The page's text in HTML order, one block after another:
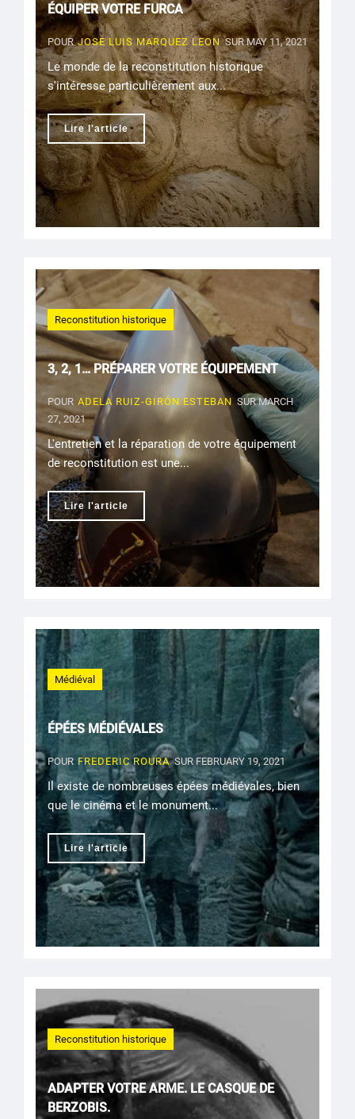
ÉQUIPER VOTRE FURCA
POUR JOSE LUIS MARQUEZ LEONSUR MAY 11, 2021
Le monde de la reconstitution historique
s'intéresse particulièrement aux...
Lire l'article
Reconstitution historique
3, 2, 1… PRÉPARER VOTRE ÉQUIPEMENT
POUR ADELA RUIZ-GIRÓN ESTEBANSUR MARCH
27, 2021
L'entretien et la réparation de votre équipement
de reconstitution est une...
Lire l'article
Médiéval
ÉPÉES MÉDIÉVALES
POUR FREDERIC ROURASUR FEBRUARY 19, 2021
Il existe de nombreuses épées médiévales, bien
que le cinéma et le monument...
Lire l'article
Reconstitution historique
ADAPTER VOTRE ARME. LE CASQUE DE
BERZOBIS.